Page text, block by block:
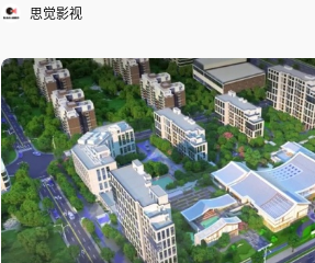
思觉影视